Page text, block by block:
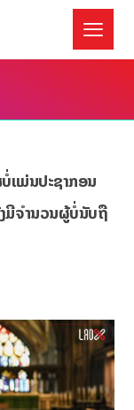
ແມ່ນປະຊາກອນ
ມີຈຳນວນຜູ້ບໍ່ນັບຖື